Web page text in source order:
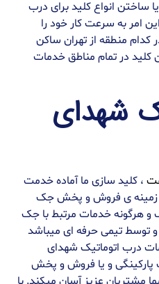
ساختن انواع کلید برای درب
امر به سرعت کار خود را
کدام منطقه از تهران ساکن
در تمام مناطق خدمات
شهدای
، کلید سازی ما آماده خدمت
زمینه ی فروش و پخش جک
و هرگونه خدمات مرتبط با جک
توسط تیمی حرفه ای میباشد
درب اتوماتیک شهدای
و یا فروش و پخش